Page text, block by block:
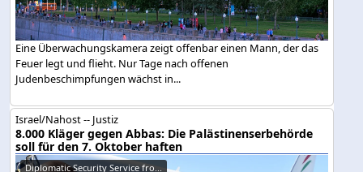
Eine Überwachungskamera zeigt offenbar einen Mann, der das
Feuer legt und flieht. Nur Tage nach offenen
Judenbeschimpfungen wächst in...
Israel/Nahost -- Justiz
8.000 Kläger gegen Abbas: Die Palästinenserbehörde
soll für den 7. Oktober haften
Diplomatic Security Service fro...